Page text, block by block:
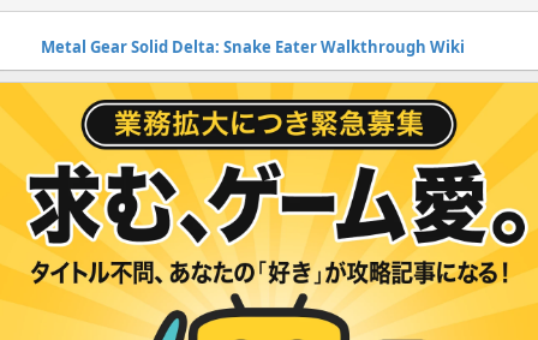
Metal Gear Solid Delta: Snake Eater Walkthrough Wiki